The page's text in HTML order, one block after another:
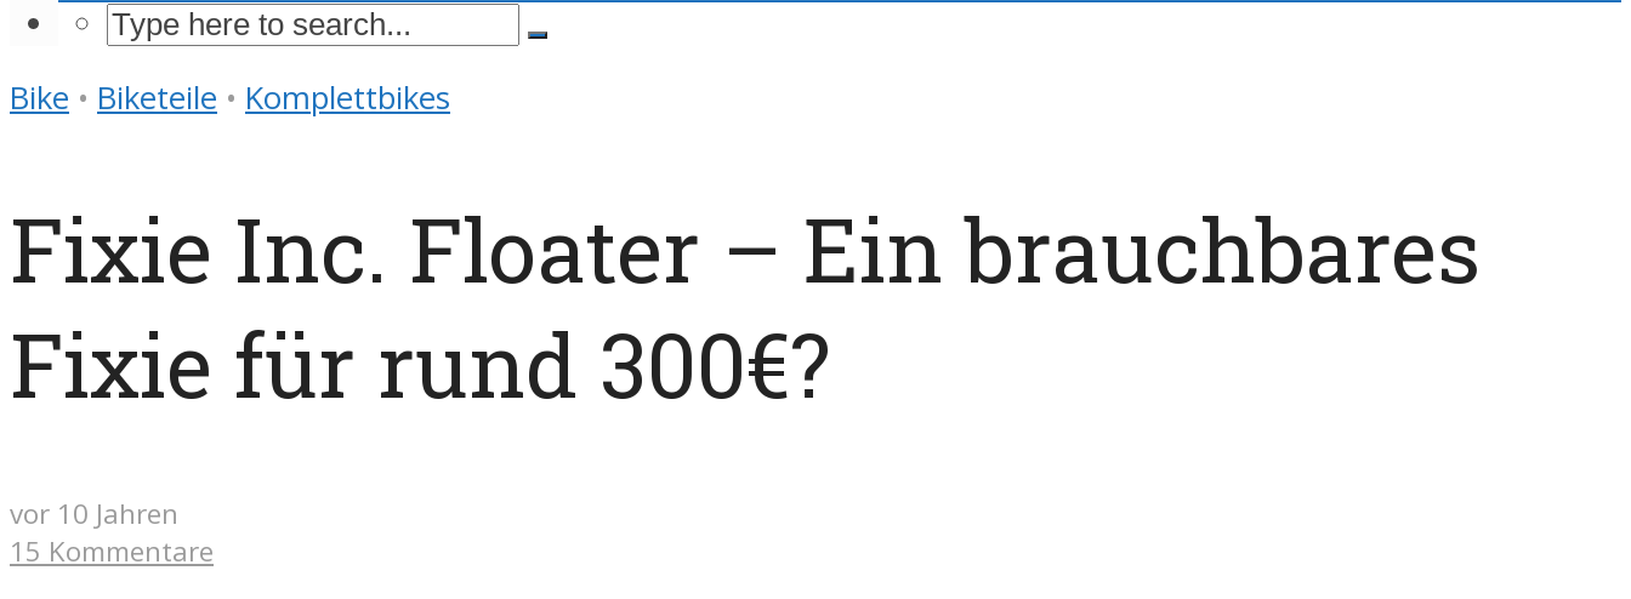
Bike • Biketeile • Komplettbikes
Fixie Inc. Floater – Ein brauchbares
Fixie für rund 300€?
vor 10 Jahren
15 Kommentare